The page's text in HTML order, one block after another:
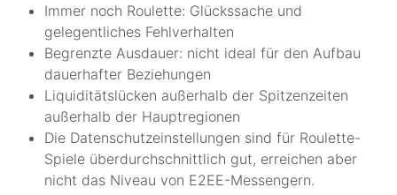
Immer noch Roulette: Glückssache und
gelegentliches Fehlverhalten
Begrenzte Ausdauer: nicht ideal für den Aufbau
dauerhafter Beziehungen
Liquiditätslücken außerhalb der Spitzenzeiten
außerhalb der Hauptregionen
Die Datenschutzeinstellungen sind für Roulette-
Spiele überdurchschnittlich gut, erreichen aber
nicht das Niveau von E2EE-Messengern.